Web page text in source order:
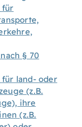
für
§ 70
land- oder
(z.B.
ihre
(z.B.